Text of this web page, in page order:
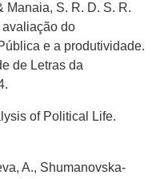
Manaia, S. R. D. S. R.
avaliação do
e a produtividade.
de Letras da
of Political Life.
A., Shumanovska-